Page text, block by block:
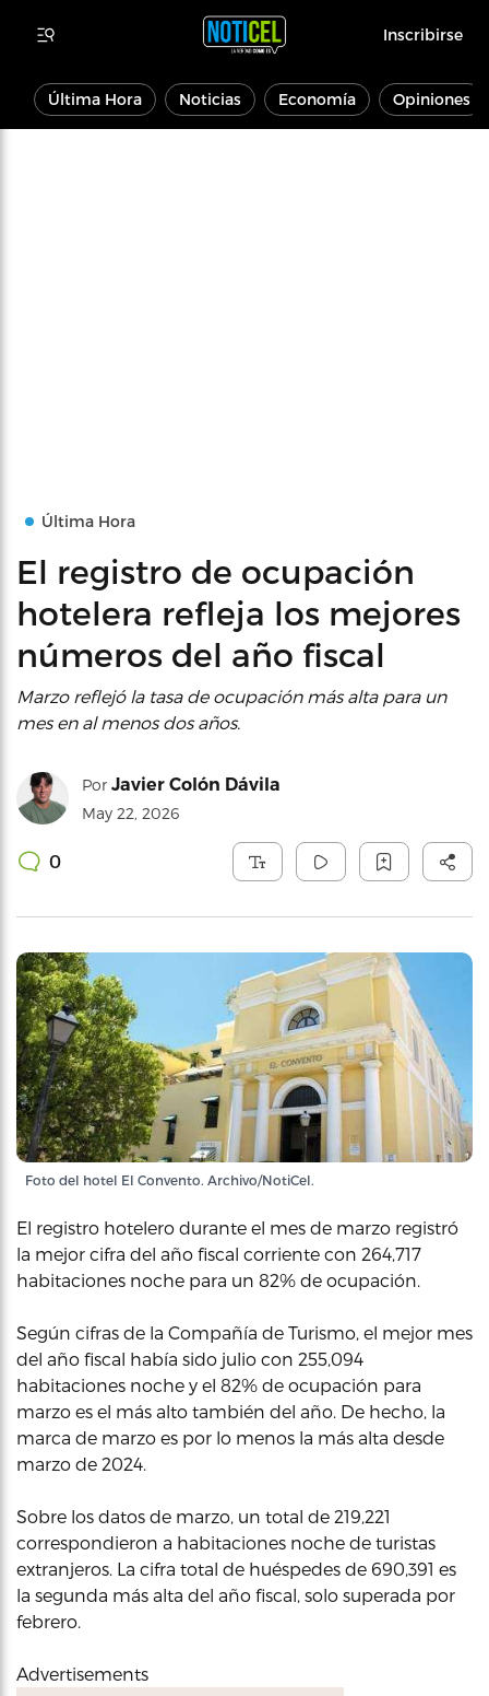
Inscribirse
Última Hora Noticias Economía Opiniones
Última Hora
El registro de ocupación
hotelera refleja los mejores
números del año fiscal
Marzo reflejó la tasa de ocupación más alta para un
mes en al menos dos años.
Por Javier Colón Dávila
May 22, 2026
0
Foto del hotel El Convento. Archivo/NotiCel.
El registro hotelero durante el mes de marzo registró
la mejor cifra del año fiscal corriente con 264,717
habitaciones noche para un 82% de ocupación.
Según cifras de la Compañía de Turismo, el mejor mes
del año fiscal había sido julio con 255,094
habitaciones noche y el 82% de ocupación para
marzo es el más alto también del año. De hecho, la
marca de marzo es por lo menos la más alta desde
marzo de 2024.
Sobre los datos de marzo, un total de 219,221
correspondieron a habitaciones noche de turistas
extranjeros. La cifra total de huéspedes de 690,391 es
la segunda más alta del año fiscal, solo superada por
febrero.
Advertisements